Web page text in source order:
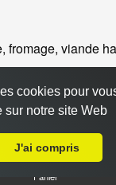
fromage, viande
Panier
cookies pour
sur notre site Web
J'ai compris